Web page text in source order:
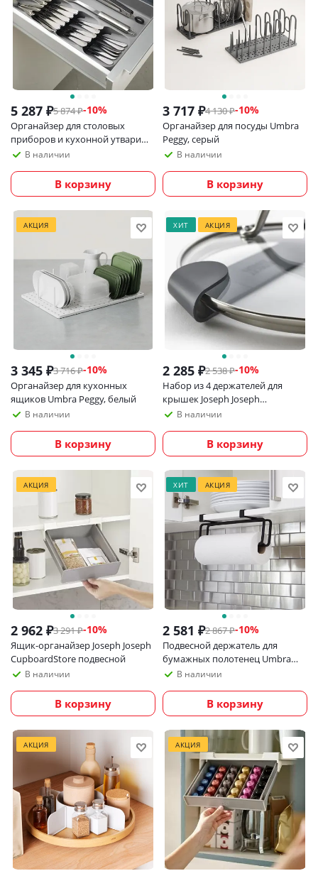
5 287 ₽5 874₽-10%
Органайзер для столовых
приборов и кухонной утвари
Joseph Joseph DrawerStore
В наличии
В корзину
3 717 ₽4 130₽-10%
Органайзер для посуды Umbra
Peggy, серый
В наличии
В корзину
АКЦИЯ
3 345 ₽3 716₽-10%
Органайзер для кухонных
ящиков Umbra Peggy, белый
В наличии
В корзину
ХИТ АКЦИЯ
2 285 ₽2 538₽-10%
Набор из 4 держателей для
крышек Joseph Joseph
CupboardStore
В наличии
В корзину
АКЦИЯ
2 962 ₽3 291₽-10%
Ящик-органайзер Joseph Joseph
CupboardStore подвесной
В наличии
В корзину
ХИТ АКЦИЯ
2 581 ₽2 867₽-10%
Подвесной держатель для
бумажных полотенец Umbra
Squire, черный
В наличии
В корзину
АКЦИЯ АКЦИЯ